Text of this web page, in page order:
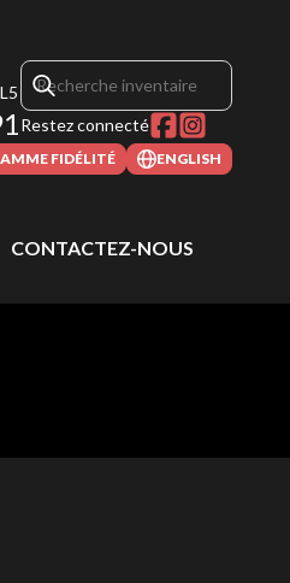
Restez connecté
FIDÉLITÉ ENGLISH
CONTACTEZ-NOUS